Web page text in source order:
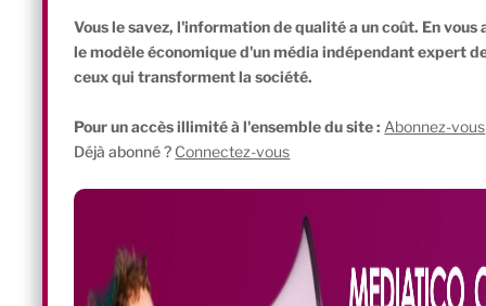
Vous le savez, l'information de qualité a un coût. En
le modèle économique d'un média indépendant expert
ceux qui transforment la société.
Pour un accès illimité à l'ensemble du site : Abonnez-vous
Déjà abonné ? Connectez-vous